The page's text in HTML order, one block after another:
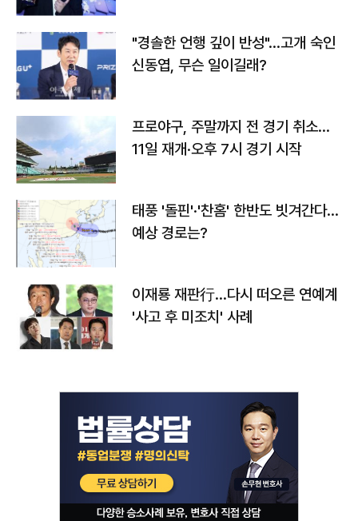
"경솔한 언행 깊이 반성"…고개 숙인
신동엽, 무슨 일이길래?
프로야구, 주말까지 전 경기 취소…
11일 재개·오후 7시 경기 시작
태풍 '돌핀'·'찬홈' 한반도 빗겨간다…
예상 경로는?
이재룡 재판行…다시 떠오른 연예계
'사고 후 미조치' 사례